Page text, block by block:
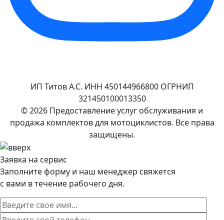
ИП Титов А.С. ИНН 450144966800 ОГРНИП
321450100013350
© 2026 Предоставление услуг обслуживания и
продажа комплектов для мотоциклистов. Все права
защищены.
Заявка на сервис
Заполните форму и наш менеджер свяжется
с вами в течение рабочего дня.